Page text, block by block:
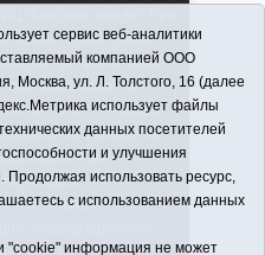
ссылка обязательна
при финансовой
Тюменской области
СМИ ЭЛ № ФС 77-66066
службой по
Автономная
"Информационно-
сервис веб-аналитики
компанией ООО
Москва, ул. Л. Толстого, 16 (далее
использует файлы
данных посетителей
и улучшения
Продолжая использовать ресурс,
с использованием данных
"cookie" информация не может